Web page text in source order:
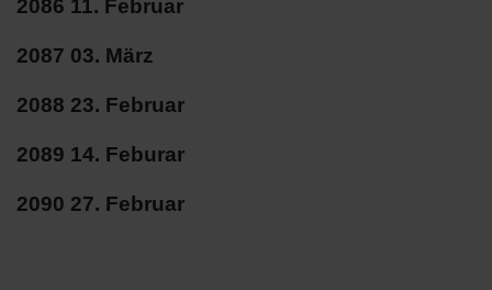
2086 11. Februar
2087 03. März
2088 23. Februar
2089 14. Feburar
2090 27. Februar